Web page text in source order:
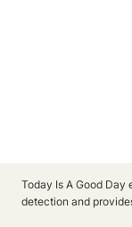
Today Is A Good Day
detection and